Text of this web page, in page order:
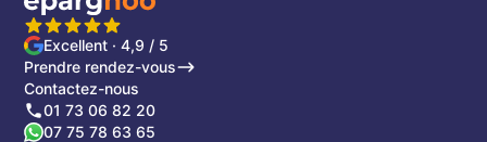
Excellent · 4,9 / 5
Prendre rendez-vous
Contactez-nous
01 73 06 82 20
07 75 78 63 65